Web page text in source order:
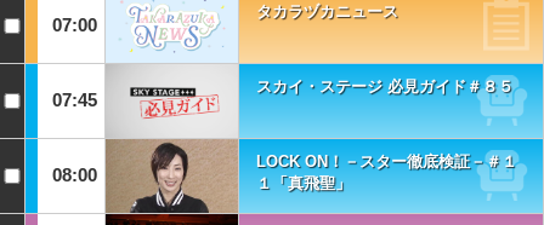
07:00
タカラヅカニュース
07:45
スカイ・ステージ 必見ガイド＃８５
08:00
LOCK ON！－スター徹底検証－＃１
１「真飛聖」